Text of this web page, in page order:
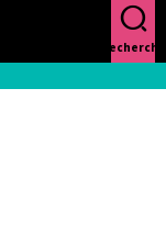
Recherche